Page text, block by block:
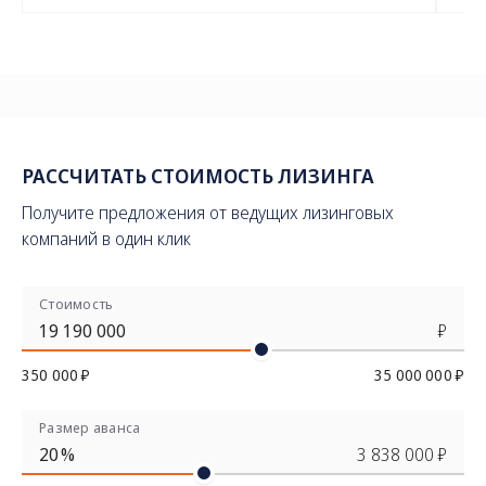
РАССЧИТАТЬ СТОИМОСТЬ ЛИЗИНГА
Получите предложения от ведущих лизинговых
компаний в один клик
Стоимость
₽
350 000 ₽ 35 000 000 ₽
Размер аванса
% 3 838 000 ₽